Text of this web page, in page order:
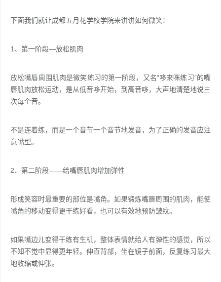
下面我们就让成都五月花学校学院来讲讲如何微笑：
1、第一阶段—放松肌肉
放松嘴唇周围肌肉是微笑练习的第一阶段，又名“哆来咪练习”的嘴
唇肌肉放松运动，是从低音哆开始，到高音哆，大声地清楚地说三
次每个音。
不是连着练，而是一个音节一个音节地发音，为了正确的发音应注
意嘴型。
2、第二阶段——给嘴唇肌肉增加弹性
形成笑容时最重要的部位是嘴角。如果锻炼嘴唇周围的肌肉，能使
嘴角的移动变得更干练好看，也可以有效地预防皱纹。
如果嘴边儿变得干练有生机，整体表情就给人有弹性的感觉，所以
不知不觉中显得更年轻。伸直背部，坐在镜子前面，反复练习最大
地收缩或伸张。